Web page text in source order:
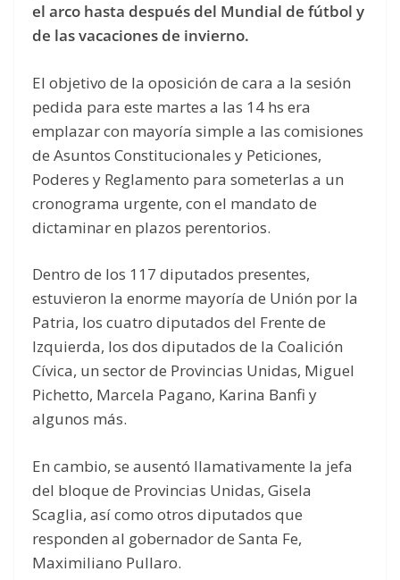
el arco hasta después del Mundial de fútbol y
de las vacaciones de invierno.
El objetivo de la oposición de cara a la sesión
pedida para este martes a las 14 hs era
emplazar con mayoría simple a las comisiones
de Asuntos Constitucionales y Peticiones,
Poderes y Reglamento para someterlas a un
cronograma urgente, con el mandato de
dictaminar en plazos perentorios.
Dentro de los 117 diputados presentes,
estuvieron la enorme mayoría de Unión por la
Patria, los cuatro diputados del Frente de
Izquierda, los dos diputados de la Coalición
Cívica, un sector de Provincias Unidas, Miguel
Pichetto, Marcela Pagano, Karina Banfi y
algunos más.
En cambio, se ausentó llamativamente la jefa
del bloque de Provincias Unidas, Gisela
Scaglia, así como otros diputados que
responden al gobernador de Santa Fe,
Maximiliano Pullaro.